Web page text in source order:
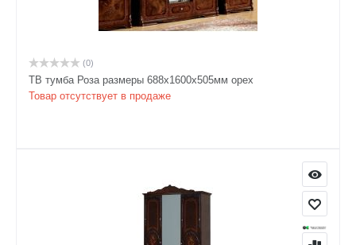
(0)
ТВ тумба Роза размеры 688x1600x505мм орех
Товар отсутствует в продаже